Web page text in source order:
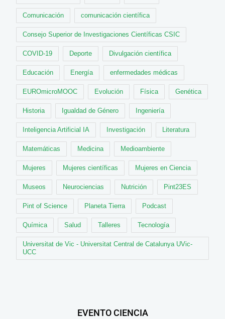
Comunicación comunicación científica
Consejo Superior de Investigaciones Científicas CSIC
COVID-19 Deporte Divulgación científica
Educación Energía enfermedades médicas
EUROmicroMOOC Evolución Física Genética
Historia Igualdad de Género Ingeniería
Inteligencia Artificial IA Investigación Literatura
Matemáticas Medicina Medioambiente
Mujeres Mujeres científicas Mujeres en Ciencia
Museos Neurociencias Nutrición Pint23ES
Pint of Science Planeta Tierra Podcast
Química Salud Talleres Tecnología
Universitat de Vic - Universitat Central de Catalunya UVic-
UCC
EVENTO CIENCIA